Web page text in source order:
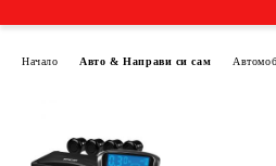
Начало Авто & Направи си сам